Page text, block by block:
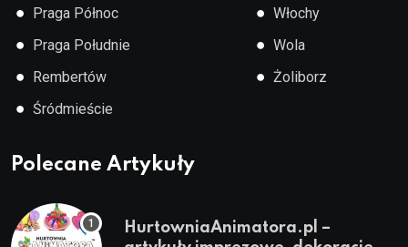
● Praga Północ
● Praga Południe
● Rembertów
● Śródmieście
● Włochy
● Wola
● Żoliborz
Polecane Artykuły
HurtowniaAnimatora.pl –